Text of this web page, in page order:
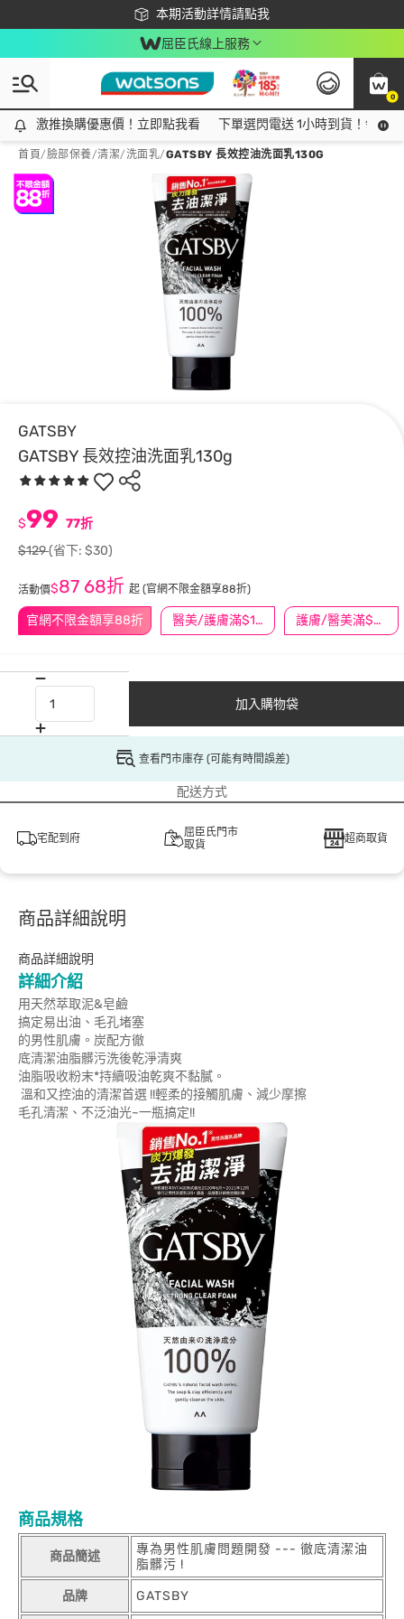
本期活動詳情請點我
下載app最高回饋$350
屈臣氏線上服務
0
激推換購優惠價！立即點我看
激推換購優惠價！立即點我看 下單選閃電送 1小時到貨！領神
首頁/臉部保養/清潔/洗面乳/GATSBY 長效控油洗面乳130G
GATSBY
GATSBY 長效控油洗面乳130g
官網不限金額享88折 醫美/護膚滿$1200送$200 護膚/醫美滿$600送好禮
$99 77折
$129(省下: $30)
活動價$87 68折 起 (官網不限金額享88折)
加入購物袋
查看門市庫存 (可能有時間誤差)
配送方式
宅配到府
屈臣氏門市
取貨
超商取貨
商品詳細說明
商品詳細說明
詳細介紹
用天然萃取泥&皂鹼
搞定易出油、毛孔堵塞
的男性肌膚。炭配方徹
底清潔油脂髒污洗後乾淨清爽
油脂吸收粉末*持續吸油乾爽不黏膩。
溫和又控油的清潔首選 !!輕柔的接觸肌膚、減少摩擦
毛孔清潔、不泛油光~一瓶搞定!!
商品規格
商品簡述
專為男性肌膚問題開發 --- 徹底清潔油
脂髒污 !
品牌 GATSBY